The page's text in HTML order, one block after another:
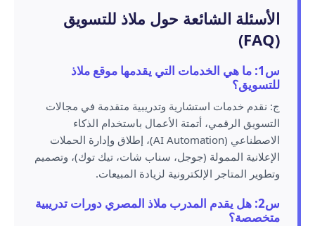
الأسئلة الشائعة حول ملاذ للتسويق
(FAQ)
س1: ما هي الخدمات التي يقدمها موقع ملاذ
للتسويق؟
ج: نقدم خدمات استشارية وتدريبية متقدمة في مجالات
التسويق الرقمي، أتمتة الأعمال باستخدام الذكاء
الاصطناعي (AI Automation)، إطلاق وإدارة الحملات
الإعلانية الممولة (جوجل، سناب شات، تيك توك)، وتصميم
وتطوير المتاجر الإلكترونية لزيادة المبيعات.
س2: هل يقدم المدرب ملاذ المصري دورات تدريبية
متخصصة؟